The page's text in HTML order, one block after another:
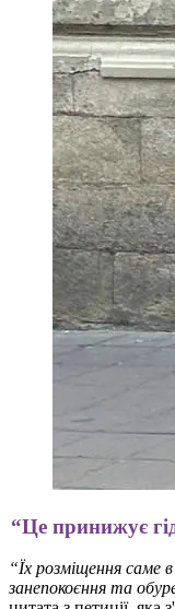
“Це принижує
“Їх розміщення саме
занепокоєння та